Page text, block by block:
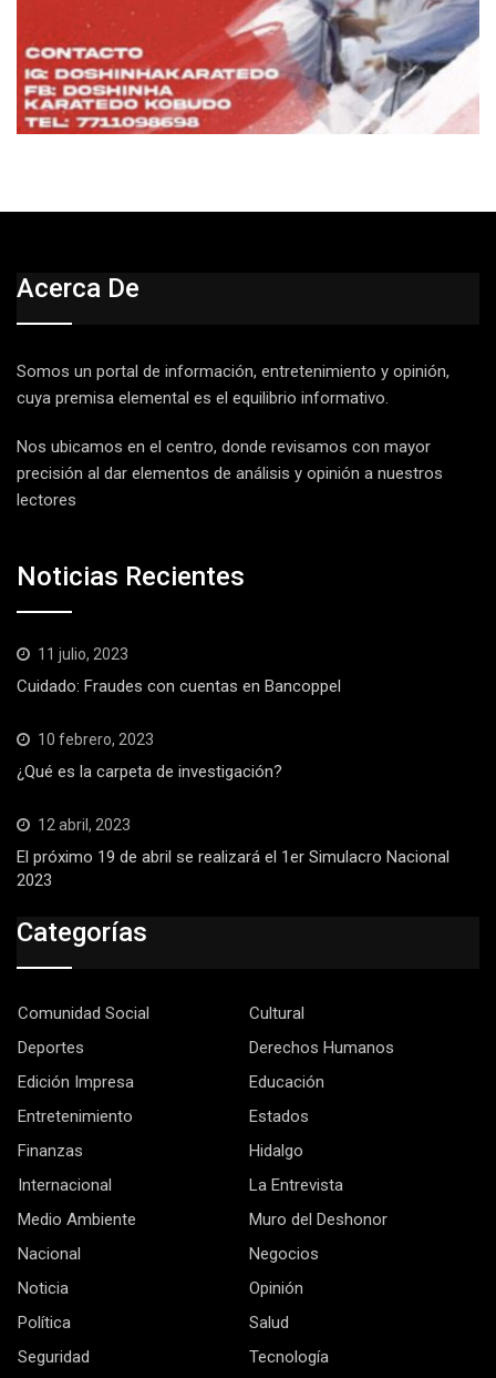
Acerca De
Somos un portal de información, entretenimiento y opinión,
cuya premisa elemental es el equilibrio informativo.
Nos ubicamos en el centro, donde revisamos con mayor
precisión al dar elementos de análisis y opinión a nuestros
lectores
Noticias Recientes
11 julio, 2023
Cuidado: Fraudes con cuentas en Bancoppel
10 febrero, 2023
¿Qué es la carpeta de investigación?
12 abril, 2023
El próximo 19 de abril se realizará el 1er Simulacro Nacional
2023
Categorías
Comunidad Social
Cultural
Deportes
Derechos Humanos
Edición Impresa
Educación
Entretenimiento
Estados
Finanzas
Hidalgo
Internacional
La Entrevista
Medio Ambiente
Muro del Deshonor
Nacional
Negocios
Noticia
Opinión
Política
Salud
Seguridad
Tecnología